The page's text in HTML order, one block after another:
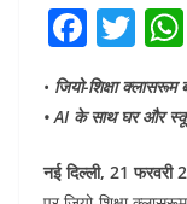
F
a
c
b
T
itt
s
• जियो-शिक्षा
• AI के साथ घर और
नई दिल्ली, 21 फरवरी